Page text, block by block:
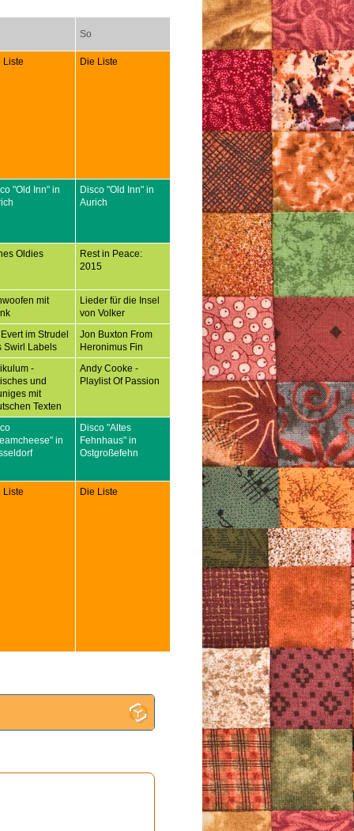
So
Liste Die Liste
"Old Inn" in
Disco "Old Inn" in
Aurich
Oldies
Rest in Peace:
2015
mit
Lieder für die Insel
von Volker
im Strudel
Swirl Labels
Jon Buxton From
Heronimus Fin
-
und
mit
Texten
Andy Cooke -
Playlist Of Passion
in
Disco "Altes
Fehnhaus" in
Ostgroßefehn
Liste Die Liste